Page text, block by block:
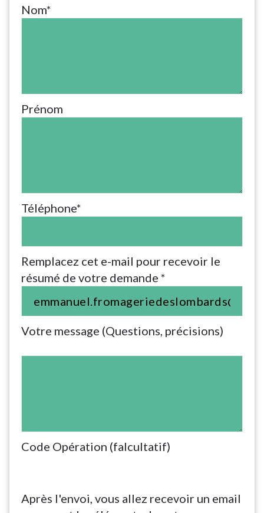
Nom*
Prénom
Téléphone*
Remplacez cet e-mail pour recevoir le
résumé de votre demande *
Votre message (Questions, précisions)
Code Opération (falcultatif)
Après l'envoi, vous allez recevoir un email